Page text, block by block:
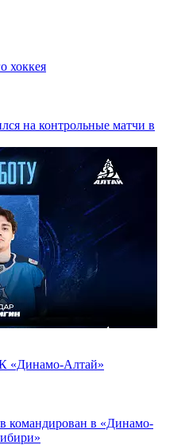
хоккея
на контрольные матчи в
«Динамо-Алтай»
командирован в «Динамо-